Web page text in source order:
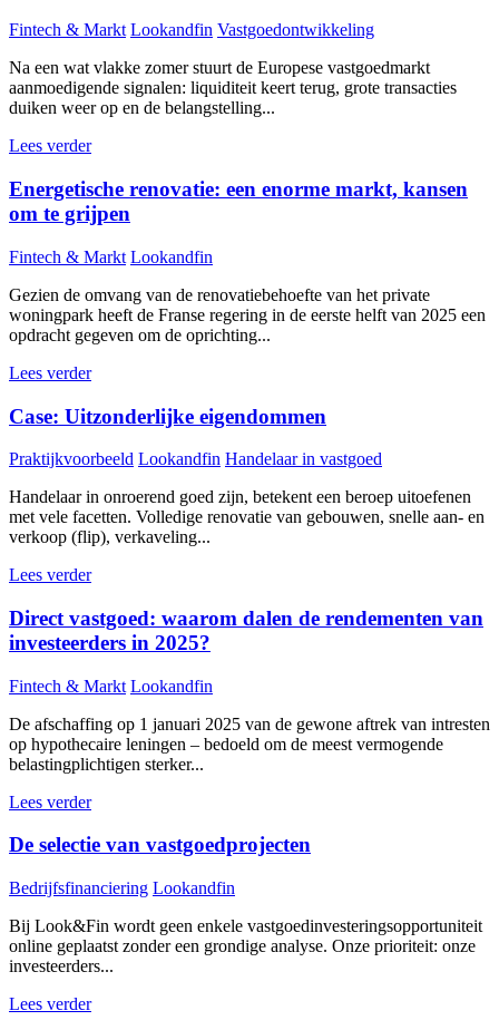
Fintech & Markt Lookandfin Vastgoedontwikkeling
Na een wat vlakke zomer stuurt de Europese vastgoedmarkt
aanmoedigende signalen: liquiditeit keert terug, grote transacties
duiken weer op en de belangstelling...
Lees verder
Energetische renovatie: een enorme markt, kansen
om te grijpen
Fintech & Markt Lookandfin
Gezien de omvang van de renovatiebehoefte van het private
woningpark heeft de Franse regering in de eerste helft van 2025 een
opdracht gegeven om de oprichting...
Lees verder
Case: Uitzonderlijke eigendommen
Praktijkvoorbeeld Lookandfin Handelaar in vastgoed
Handelaar in onroerend goed zijn, betekent een beroep uitoefenen
met vele facetten. Volledige renovatie van gebouwen, snelle aan- en
verkoop (flip), verkaveling...
Lees verder
Direct vastgoed: waarom dalen de rendementen van
investeerders in 2025?
Fintech & Markt Lookandfin
De afschaffing op 1 januari 2025 van de gewone aftrek van intresten
op hypothecaire leningen – bedoeld om de meest vermogende
belastingplichtigen sterker...
Lees verder
De selectie van vastgoedprojecten
Bedrijfsfinanciering Lookandfin
Bij Look&Fin wordt geen enkele vastgoedinvesteringsopportuniteit
online geplaatst zonder een grondige analyse. Onze prioriteit: onze
investeerders...
Lees verder